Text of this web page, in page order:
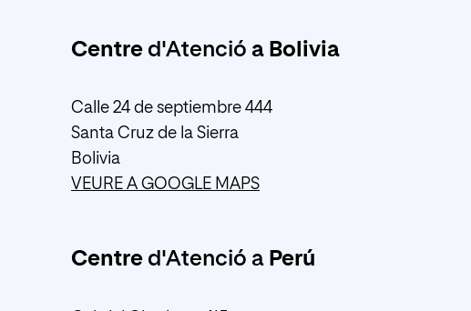
Centre d'Atenció a Bolivia
Calle 24 de septiembre 444
Santa Cruz de la Sierra
Bolivia
VEURE A GOOGLE MAPS
Centre d'Atenció a Perú